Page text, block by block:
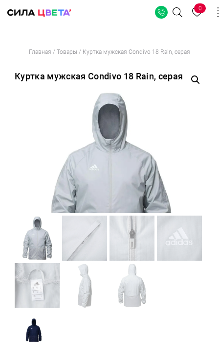
Перейти
содержимому
Поиск
0
Главная / Товары / Куртка мужская Condivo 18 Rain, серая
Куртка мужская Condivo 18 Rain, серая